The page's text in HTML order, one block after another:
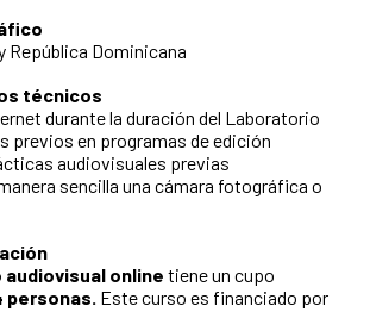
República Dominicana
técnicos
durante la duración del Laboratorio
previos en programas de edición
audiovisuales previas
sencilla una cámara fotográfica o
online tiene un cupo
personas. Este curso es financiado por